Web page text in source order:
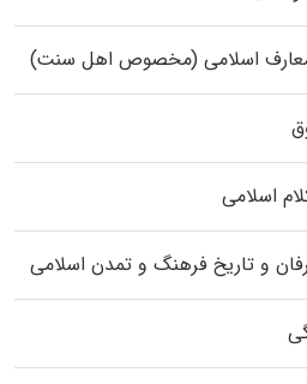
معارف اسلامی (مخصوص اهل سنت)
اسلامی
و تاریخ فرهنگ و تمدن اسلامی